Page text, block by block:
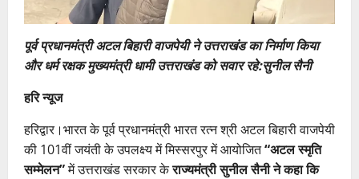
पूर्व प्रधानमंत्री अटल बिहारी वाजपेयी ने उत्तराखंड का निर्माण किया
और धर्म रक्षक मुख्यमंत्री धामी उत्तराखंड को सवार रहे:सुनील सैनी
हरि न्यूज
हरिद्वार।भारत के पूर्व प्रधानमंत्री भारत रत्न श्री अटल बिहारी वाजपेयी
की 101वीं जयंती के उपलक्ष्य में मिस्सरपुर में आयोजित“अटल स्मृति
सम्मेलन”में उत्तराखंड सरकार केराज्यमंत्री सुनील सैनी ने कहा कि